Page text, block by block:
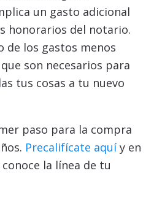
un gasto adicional
honorarios del notario.
de los gastos menos
son necesarios para
tus cosas a tu nuevo
paso para la compra
Precalifícate aquíy en
la línea de tu